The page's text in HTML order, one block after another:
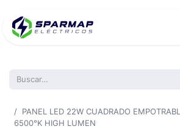
PANEL LED 22W CUADRADO
6500°K HIGH LUMEN